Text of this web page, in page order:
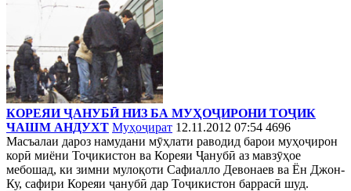
КОРЕЯИ ҶАНУБӢ НИЗ БА МУҲОҶИРОНИ ТОҶИК
ЧАШМ АНДУХТ Муҳоҷират 12.11.2012 07:54 4696
Масъалаи дароз намудани мӯҳлати раводид барои муҳоҷирон
корӣ миёни Тоҷикистон ва Кореяи Ҷанубӣ аз мавзӯҳое
мебошад, ки зимни мулоқоти Сафиалло Девонаев ва Ён Джон-
Ку, сафири Кореяи ҷанубӣ дар Тоҷикистон баррасӣ шуд.